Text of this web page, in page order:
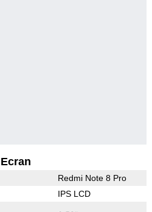
Ecran
Redmi Note 8 Pro
IPS LCD